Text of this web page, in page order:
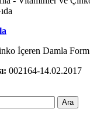
İçeren Damla
002164-14.02.2017